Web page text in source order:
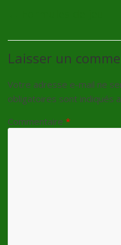
Laisser un
Votre adresse e-mail ne
obligatoires sont indiqués
Commentaire*